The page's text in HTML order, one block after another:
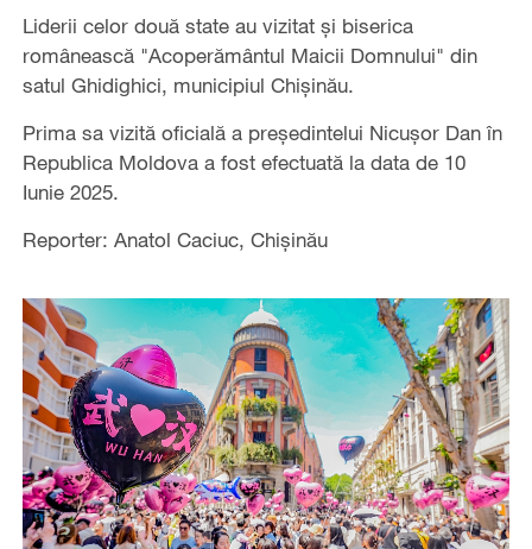
Liderii celor două state au vizitat și biserica
românească "Acoperământul Maicii Domnului" din
satul Ghidighici, municipiul Chișinău.
Prima sa vizită oficială a președintelui Nicușor Dan în
Republica Moldova a fost efectuată la data de 10
Iunie 2025.
Reporter: Anatol Caciuc, Chișinău